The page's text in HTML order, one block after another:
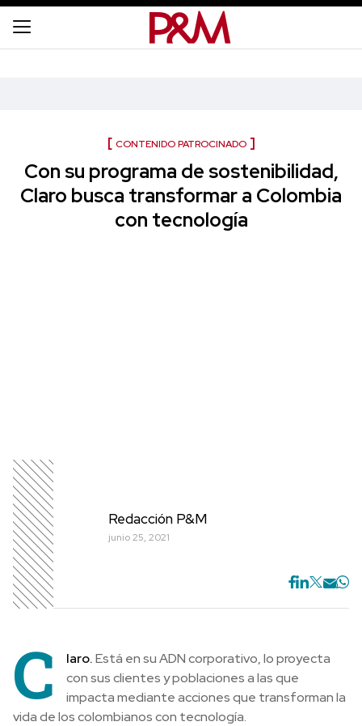
CONTENIDO PATROCINADO
Con su programa de sostenibilidad,
Claro busca transformar a Colombia
con tecnología
Redacción P&M
junio 25, 2021
C laro.Está en su ADN corporativo, lo proyecta
con sus clientes y poblaciones a las que
impacta mediante acciones que transforman la
vida de los colombianos con tecnología.